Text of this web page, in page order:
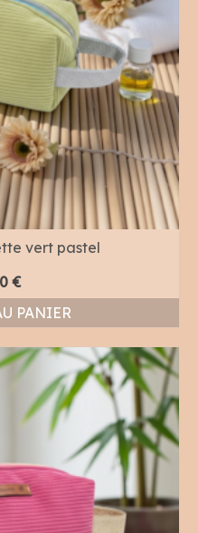
vert pastel
€
PANIER